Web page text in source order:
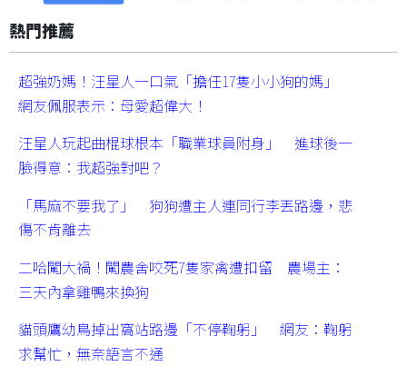
熱門推薦
超強奶媽！汪星人一口氣「擔任17隻小小狗的媽」
網友佩服表示：母愛超偉大！
汪星人玩起曲棍球根本「職業球員附身」 進球後一
臉得意：我超強對吧？
「馬麻不要我了」 狗狗遭主人連同行李丟路邊，悲
傷不肯離去
二哈闖大禍！闖農舍咬死7隻家禽遭扣留 農場主：
三天內拿雞鴨來換狗
貓頭鷹幼鳥掉出窩站路邊「不停鞠躬」 網友：鞠躬
求幫忙，無奈語言不通